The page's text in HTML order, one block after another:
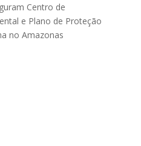
Centro de
e Plano de Proteção
no Amazonas